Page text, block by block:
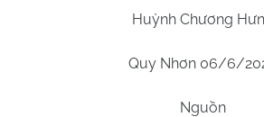
Huỳnh Chương
Quy Nhơn 06/6/
Nguồn